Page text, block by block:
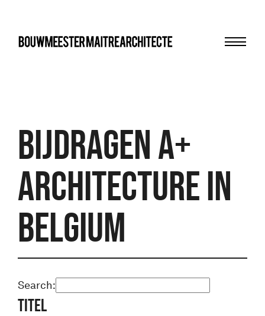
Bijdragen A+
Architecture in
Belgium
Search:
Titel